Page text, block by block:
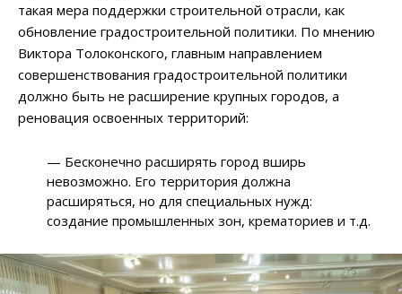
такая мера поддержки строительной отрасли, как
обновление градостроительной политики. По мнению
Виктора Толоконского, главным направлением
совершенствования градостроительной политики
должно быть не расширение крупных городов, а
реновация освоенных территорий:
— Бесконечно расширять город вширь
невозможно. Его территория должна
расширяться, но для специальных нужд:
создание промышленных зон, крематориев и т.д.